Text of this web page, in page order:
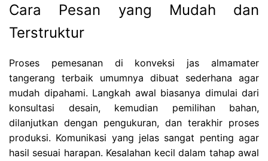
Cara Pesan yang Mudah dan
Terstruktur
Proses pemesanan di konveksi jas almamater
tangerang terbaik umumnya dibuat sederhana agar
mudah dipahami. Langkah awal biasanya dimulai dari
konsultasi desain, kemudian pemilihan bahan,
dilanjutkan dengan pengukuran, dan terakhir proses
produksi. Komunikasi yang jelas sangat penting agar
hasil sesuai harapan. Kesalahan kecil dalam tahap awal